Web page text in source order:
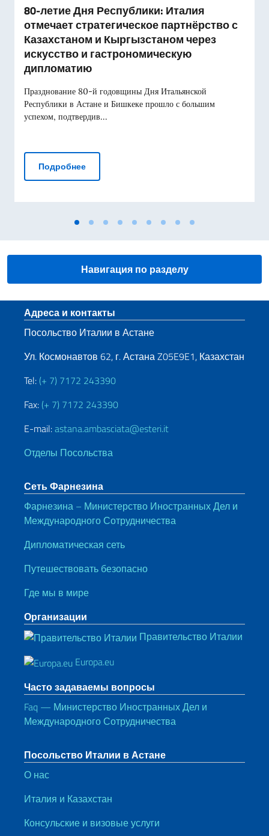
80-летие Дня Республики: Италия
отмечает стратегическое партнёрство с
Казахстаном и Кыргызстаном через
искусство и гастрономическую
дипломатию
Празднование 80-й годовщины Дня Итальянской
Республики в Астане и Бишкеке прошло с большим
успехом, подтвердив...
Подробнее80-летие Дня Республики: Италия
Навигация по разделу
Нижний колонтитул
Адреса и контакты
Посольство Италии в Астане
Ул. Космонавтов 62, г. Астана Z05E9E1, Казахстан
Tel: (+ 7) 7172 243390
Fax: (+ 7) 7172 243390
E-mail:astana.ambasciata@esteri.it
Отделы Посольства
Сеть Фарнезина
Фарнезина – Министерство Иностранных Дел и
Международного Сотрудничества
Дипломатическая сеть
Путешествовать безопасно
Где мы в мире
Организации
Правительство Италии
Europa.eu
Часто задаваемы вопросы
Faq — Министерство Иностранных Дел и
Международного Сотрудничества
Посольство Италии в Астане
О нас
Италия и Казахстан
Консульские и визовые услуги